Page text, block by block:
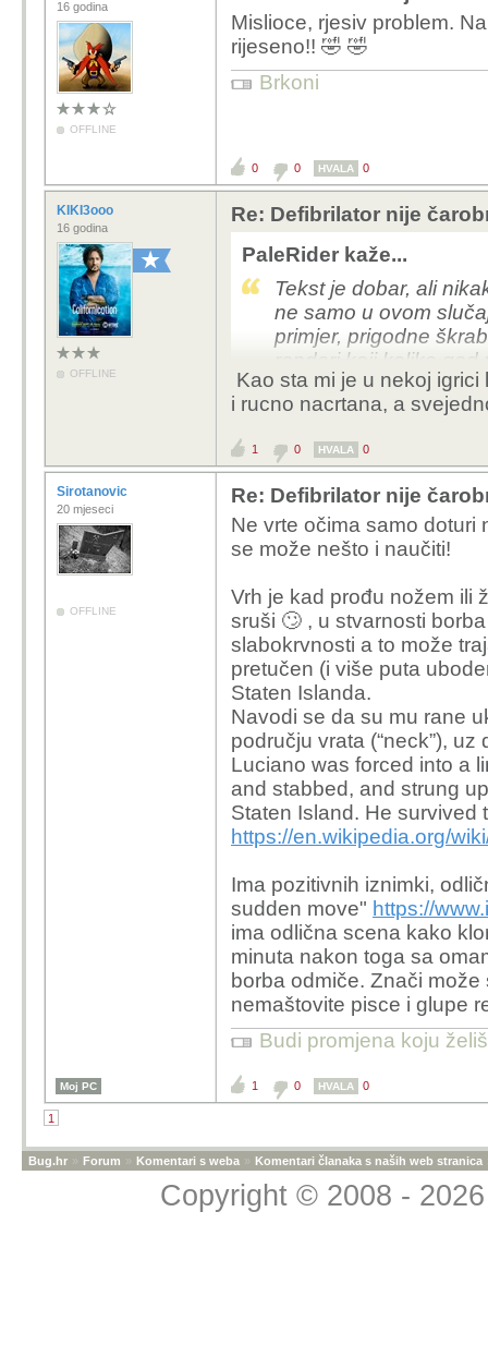
16 godina
OFFLINE
Mislioce, rjesiv problem.
rijeseno!! 🤣 🤣
Brkoni
0 0 HVALA 0
KIKI3ooo
16 godina
OFFLINE
Re: Defibrilator nije
PaleRider kaže...
Tekst je dobar, ali
ne samo u ovom
primjer, prigodne
renderi koji koliko
tekstova nekako
Kao sta mi je u nekoj
i rucno nacrtana, a
1 0 HVALA 0
Sirotanovic
20 mjeseci
OFFLINE
Re: Defibrilator nije
Ne vrte očima samo doturi
se može nešto i naučiti!
Vrh je kad prođu nožem ili
sruši 🙄 , u stvarnosti
slabokrvnosti a to može
pretučen (i više puta
Staten Islanda.
Navodi se da su mu rane
području vrata (“neck”), uz
Luciano was forced into a
and stabbed, and strung
Staten Island. He survived
https://en.wikipedia.org/
Ima pozitivnih iznimki,
sudden move" https://
ima odlična scena kako
minuta nakon toga sa
borba odmiče. Znači
nemaštovite pisce i glupe
Budi promjena koju
Moj PC 1 0 HVALA 0
1
Bug.hr » Forum » Komentari s weba » Komentari članaka s naših web stranica
Copyright © 2008 -